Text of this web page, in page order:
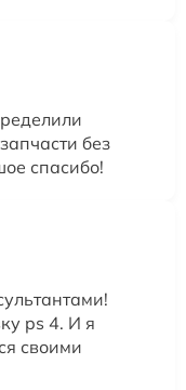
без
спасибо!
ps 4. И я
своими